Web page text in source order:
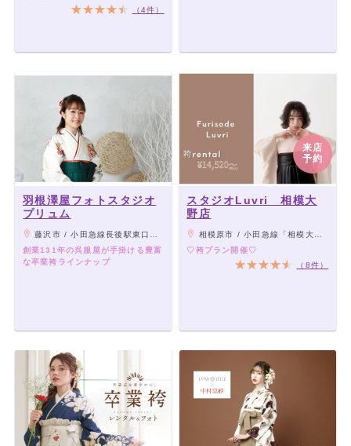
（4件）
羽根澤屋フォトスタジオ
プリュム
藤沢市 / 小田急線長後駅東口から徒歩３分
創業131年の呉服屋が手掛ける豊富
な卒業袴ラインナップ
来店
予約
スタジオLuvri 相模大
野店
相模原市 / 小田急線「相模大野駅」より徒歩2分
♡袴プラン開催♡
（8件）